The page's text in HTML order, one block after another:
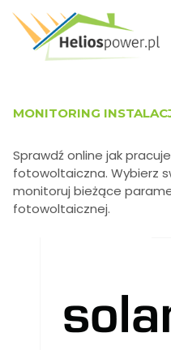
MONITORING
Sprawdź online jak
fotowoltaiczna. Wybierz
monitoruj bieżące
fotowoltaicznej.